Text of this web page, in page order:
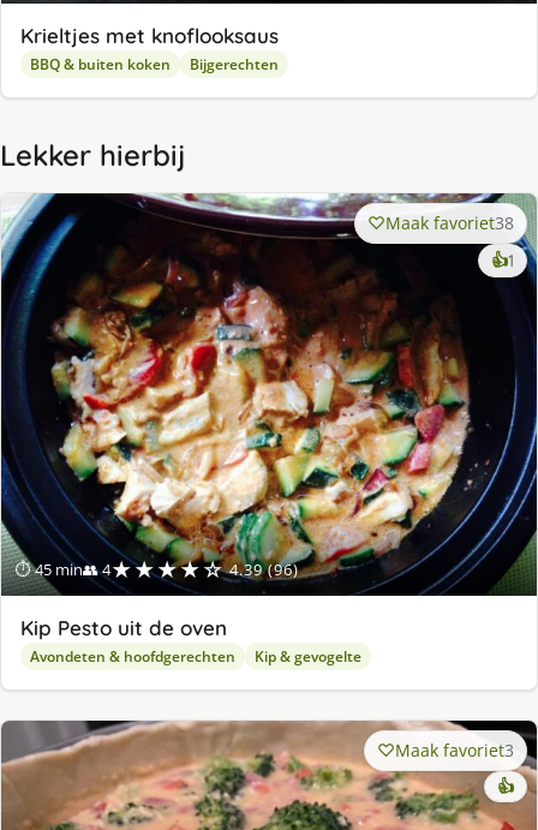
Krieltjes met knoflooksaus
BBQ & buiten koken Bijgerechten
Lekker hierbij
⏱ 45 min👥 4★★★★☆ 4.39 (96)
Maak favoriet38
👍1
Kip Pesto uit de oven
Avondeten & hoofdgerechten Kip & gevogelte
Maak favoriet3
👍